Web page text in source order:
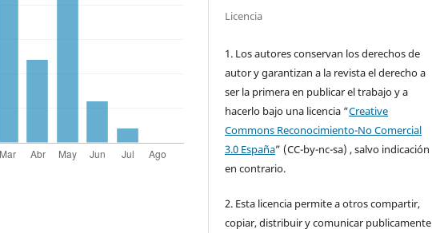
Licencia
1. Los autores conservan los derechos de
autor y garantizan a la revista el derecho a
ser la primera en publicar el trabajo y a
hacerlo bajo una licencia “Creative
Commons Reconocimiento-No Comercial
3.0 España” (CC-by-nc-sa) , salvo indicación
en contrario.
2. Esta licencia permite a otros compartir,
copiar, distribuir y comunicar publicamente